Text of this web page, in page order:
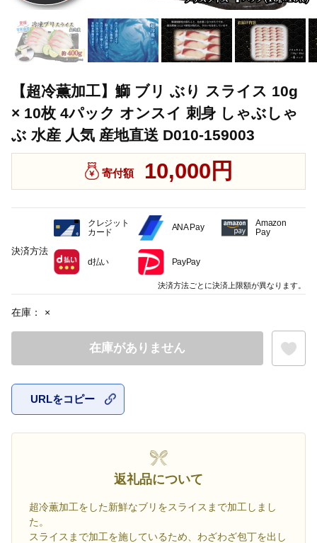
【超冷薫加工】鰤 ブリ ぶり スライス 10g
× 10枚 4パック オンスイ 刺身 しゃぶしゃ
ぶ 水産 人気 産地直送 D010-159003
寄付額 10,000円
在庫： ×
在庫がありません
URLをコピー
返礼品について
超冷薫加工をした新鮮なブリをスライスまで加工しまし
た。
スライスまで加工を施しているため、わざわざ包丁を出し
決済方法
クレジット
カード
ANA Pay
Amazon
Pay
d払い PayPay
決済方法ごとに決済上限額が異なります。